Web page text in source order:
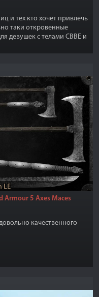
и тех кто хочет привлечь
таки откровенные
девушек с телами CBBE и
LE
Armour 5 Axes Maces
качественного